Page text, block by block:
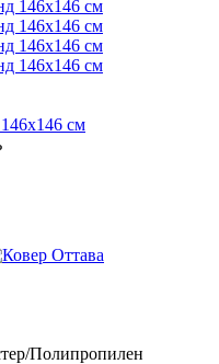
см
Полипропилен